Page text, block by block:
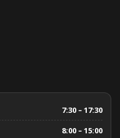
7:30 – 17:30
8:00 – 15:00